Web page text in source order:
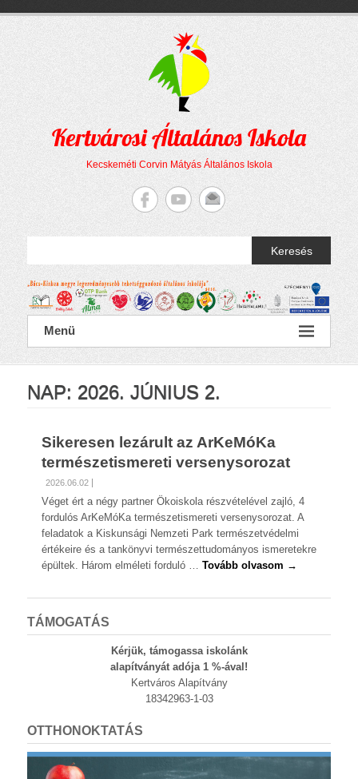
Kertvárosi Általános Iskola
Kecskeméti Corvin Mátyás Általános Iskola
Keresés
Menü
NAP: 2026. JÚNIUS 2.
Sikeresen lezárult az ArKeMóKa
természetismereti versenysorozat
2026.06.02
Véget ért a négy partner Ökoiskola részvételével zajló, 4
fordulós ArKeMóKa természetismereti versenysorozat. A
feladatok a Kiskunsági Nemzeti Park természetvédelmi
értékeire és a tankönyvi természettudományos ismeretekre
épültek. Három elméleti forduló …Tovább olvasom →
TÁMOGATÁS
Kérjük, támogassa iskolánk
alapítványát adója 1 %-ával!
Kertváros Alapítvány
18342963-1-03
OTTHONOKTATÁS